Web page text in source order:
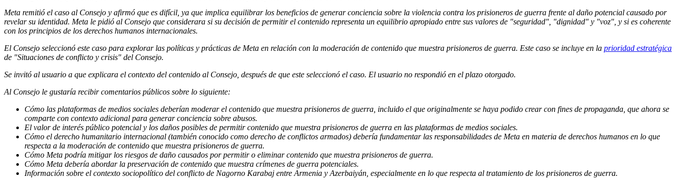
Meta remitió el caso al Consejo y afirmó que es difícil, ya que implica equilibrar los beneficios de generar conciencia sobre la violencia contra los prisioneros de guerra frente al daño potencial causado por
revelar su identidad. Meta le pidió al Consejo que considerara si su decisión de permitir el contenido representa un equilibrio apropiado entre sus valores de "seguridad", "dignidad" y "voz", y si es coherente
con los principios de los derechos humanos internacionales.
El Consejo seleccionó este caso para explorar las políticas y prácticas de Meta en relación con la moderación de contenido que muestra prisioneros de guerra. Este caso se incluye en la prioridad estratégica
de "Situaciones de conflicto y crisis" del Consejo.
Se invitó al usuario a que explicara el contexto del contenido al Consejo, después de que este seleccionó el caso. El usuario no respondió en el plazo otorgado.
Al Consejo le gustaría recibir comentarios públicos sobre lo siguiente:
Cómo las plataformas de medios sociales deberían moderar el contenido que muestra prisioneros de guerra, incluido el que originalmente se haya podido crear con fines de propaganda, que ahora se
comparte con contexto adicional para generar conciencia sobre abusos.
El valor de interés público potencial y los daños posibles de permitir contenido que muestra prisioneros de guerra en las plataformas de medios sociales.
Cómo el derecho humanitario internacional (también conocido como derecho de conflictos armados) debería fundamentar las responsabilidades de Meta en materia de derechos humanos en lo que
respecta a la moderación de contenido que muestra prisioneros de guerra.
Cómo Meta podría mitigar los riesgos de daño causados por permitir o eliminar contenido que muestra prisioneros de guerra.
Cómo Meta debería abordar la preservación de contenido que muestra crímenes de guerra potenciales.
Información sobre el contexto sociopolítico del conflicto de Nagorno Karabaj entre Armenia y Azerbaiyán, especialmente en lo que respecta al tratamiento de los prisioneros de guerra.